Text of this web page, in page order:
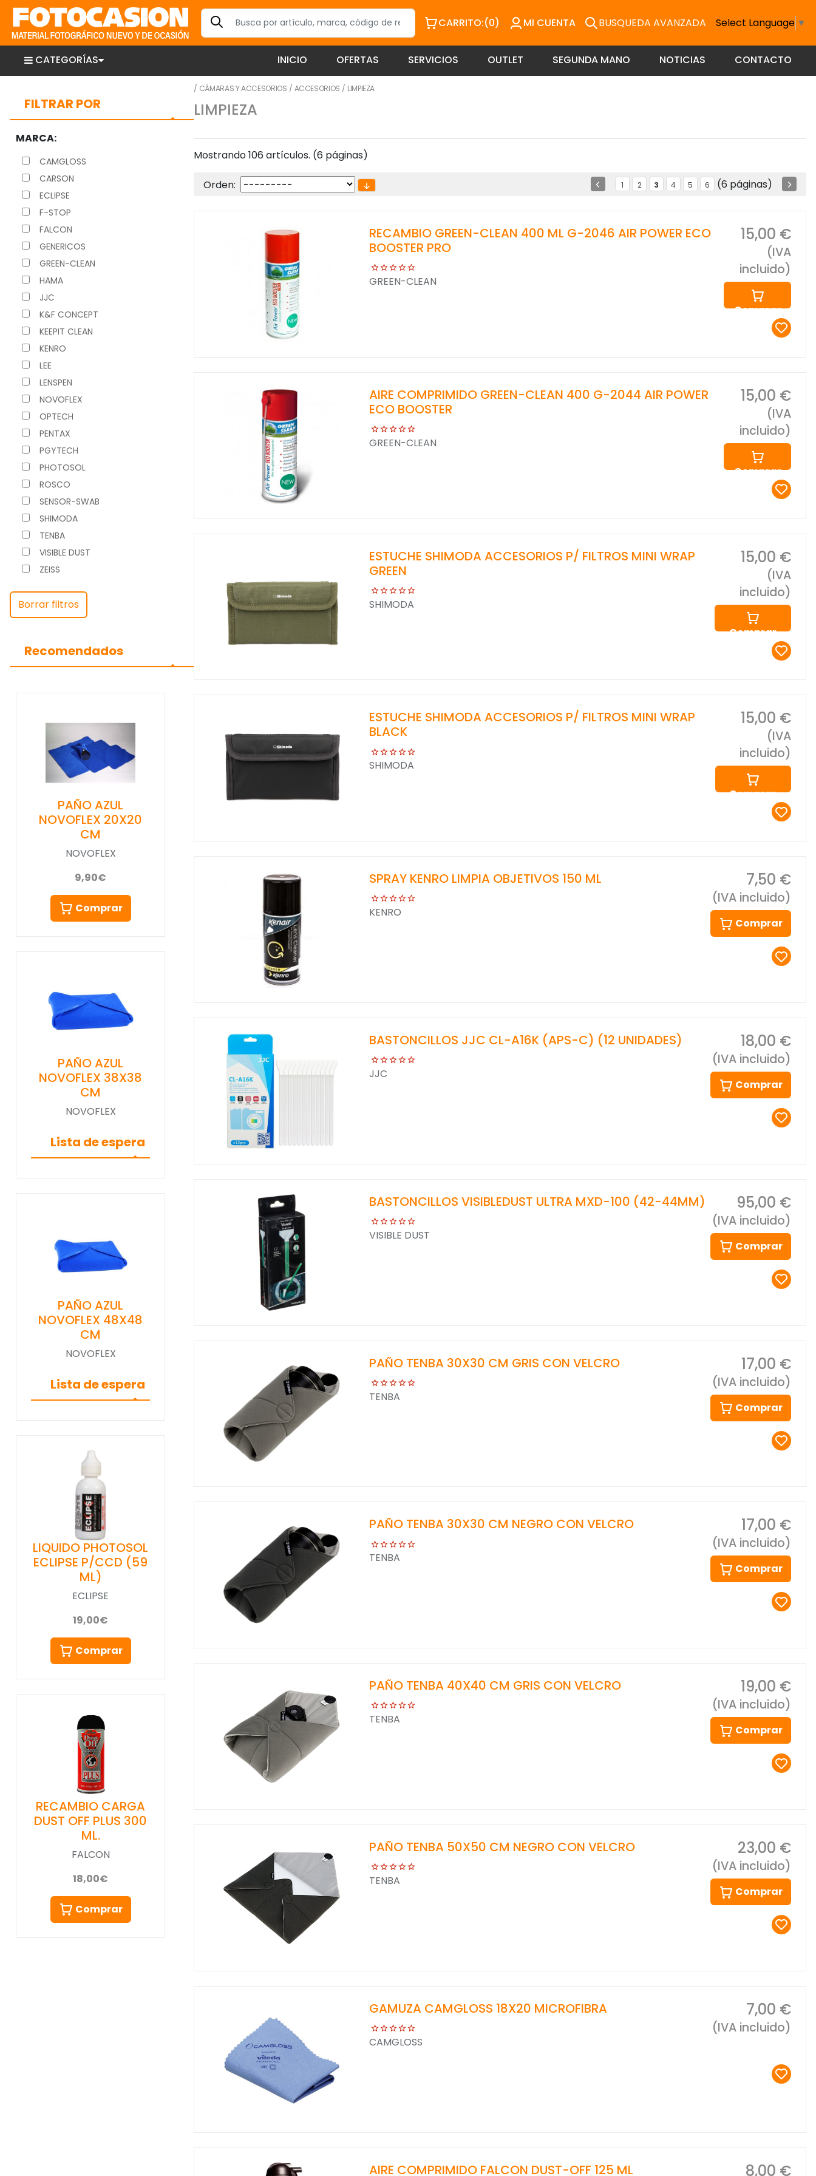
CARRITO:(0) MI CUENTA BUSQUEDA AVANZADA Select Language ▼
CATEGORÍAS INICIO OFERTAS SERVICIOS OUTLET SEGUNDA MANO NOTICIAS CONTACTO
FILTRAR POR
MARCA:
CAMGLOSS
CARSON
ECLIPSE
F-STOP
FALCON
GENERICOS
GREEN-CLEAN
HAMA
JJC
K&F CONCEPT
KEEPIT CLEAN
KENRO
LEE
LENSPEN
NOVOFLEX
OPTECH
PENTAX
PGYTECH
PHOTOSOL
ROSCO
SENSOR-SWAB
SHIMODA
TENBA
VISIBLE DUST
ZEISS
Borrar filtros
Recomendados
PAÑO AZUL
NOVOFLEX 20X20
CM
NOVOFLEX
9,90€
Comprar
PAÑO AZUL
NOVOFLEX 38X38
CM
NOVOFLEX
Lista de espera
PAÑO AZUL
NOVOFLEX 48X48
CM
NOVOFLEX
Lista de espera
LIQUIDO PHOTOSOL
ECLIPSE P/CCD (59
ML)
ECLIPSE
19,00€
Comprar
RECAMBIO CARGA
DUST OFF PLUS 300
ML.
FALCON
18,00€
Comprar
/ CÁMARAS Y ACCESORIOS / ACCESORIOS / LIMPIEZA
LIMPIEZA
Mostrando 106 artículos. (6 páginas)
Orden: 1 2 3 4 5 6 (6 páginas)
RECAMBIO GREEN-CLEAN 400 ML G-2046 AIR POWER ECO
BOOSTER PRO
GREEN-CLEAN
15,00 €
(IVA
incluido)
Comprar
AIRE COMPRIMIDO GREEN-CLEAN 400 G-2044 AIR POWER
ECO BOOSTER
GREEN-CLEAN
15,00 €
(IVA
incluido)
Comprar
ESTUCHE SHIMODA ACCESORIOS P/ FILTROS MINI WRAP
GREEN
SHIMODA
15,00 €
(IVA
incluido)
Comprar
ESTUCHE SHIMODA ACCESORIOS P/ FILTROS MINI WRAP
BLACK
SHIMODA
15,00 €
(IVA
incluido)
Comprar
SPRAY KENRO LIMPIA OBJETIVOS 150 ML
KENRO
7,50 €
(IVA incluido)
Comprar
BASTONCILLOS JJC CL-A16K (APS-C) (12 UNIDADES)
JJC
18,00 €
(IVA incluido)
Comprar
BASTONCILLOS VISIBLEDUST ULTRA MXD-100 (42-44MM)
VISIBLE DUST
95,00 €
(IVA incluido)
Comprar
PAÑO TENBA 30X30 CM GRIS CON VELCRO
TENBA
17,00 €
(IVA incluido)
Comprar
PAÑO TENBA 30X30 CM NEGRO CON VELCRO
TENBA
17,00 €
(IVA incluido)
Comprar
PAÑO TENBA 40X40 CM GRIS CON VELCRO
TENBA
19,00 €
(IVA incluido)
Comprar
PAÑO TENBA 50X50 CM NEGRO CON VELCRO
TENBA
23,00 €
(IVA incluido)
Comprar
GAMUZA CAMGLOSS 18X20 MICROFIBRA
CAMGLOSS
7,00 €
(IVA incluido)
AIRE COMPRIMIDO FALCON DUST-OFF 125 ML 8,00 €